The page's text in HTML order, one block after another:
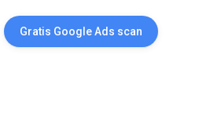
Gratis Google Ads scan